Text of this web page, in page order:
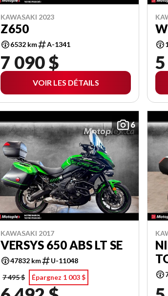
KAWASAKI 2023
Z650
6532 km A-1341
7 090 $
VOIR LES DÉTAILS
6
KAWASAKI 2017
VERSYS 650 ABS LT SE
47832 km
U-11048
7 495 $
Épargnez 1 003 $